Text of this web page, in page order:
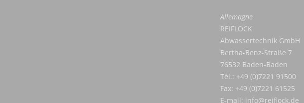
Allemagne
REIFLOCK
Abwassertechnik GmbH
Bertha-Benz-Straße 7
76532 Baden-Baden
Tél.: +49 (0)7221 91500
Fax: +49 (0)7221 61525
E-mail: info@reiflock.de